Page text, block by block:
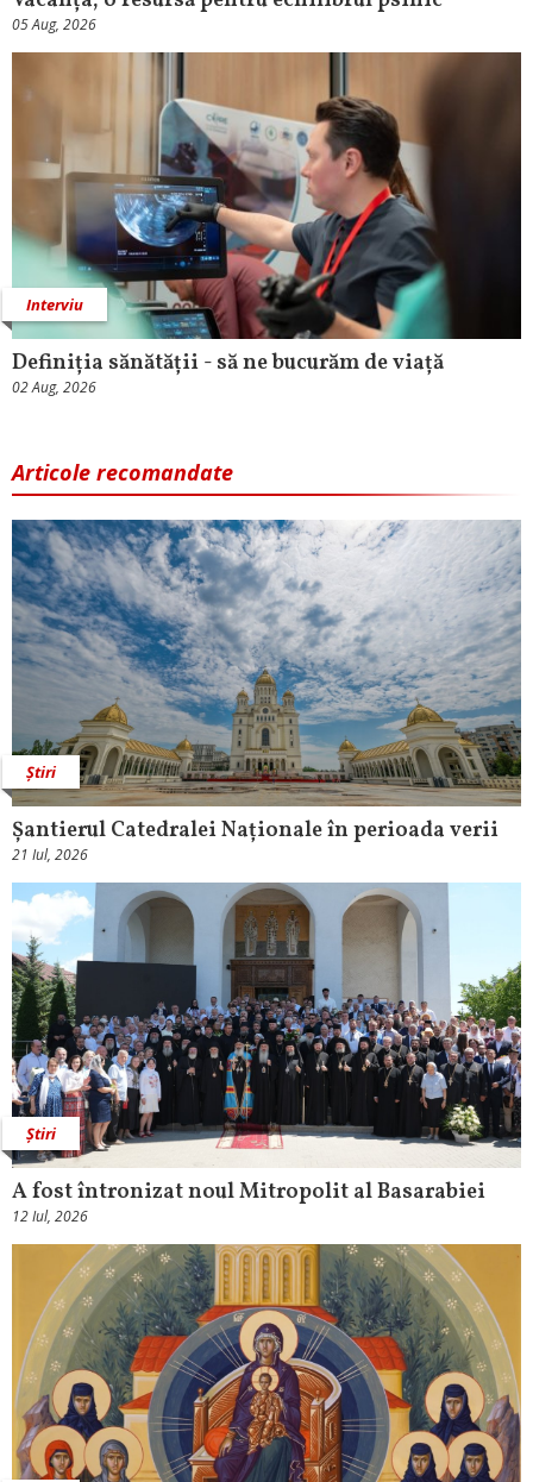
05 Aug, 2026
Interviu
Definiția sănătății - să ne bucurăm de viață
02 Aug, 2026
Articole recomandate
Știri
Șantierul Catedralei Naționale în perioada verii
21 Iul, 2026
Știri
A fost întronizat noul Mitropolit al Basarabiei
12 Iul, 2026